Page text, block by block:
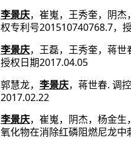
李景庆，崔嵬，王秀奎，阴杰
权专利号201510740768.7，
李景庆，王磊，王秀奎，蒋
授权日期2017.04.05
郭慧龙， 李景庆，蒋世春. 调
2017.02.22
李景庆，崔嵬，阴杰，杨金
氧化物在消除红磷阻燃尼龙中